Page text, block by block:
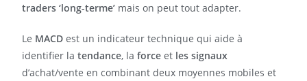
traders ‘long-terme’ mais on peut tout adapter.
Le MACD est un indicateur technique qui aide à
identifier latendance, laforce et les signaux
d’achat/vente en combinant deux moyennes mobiles et